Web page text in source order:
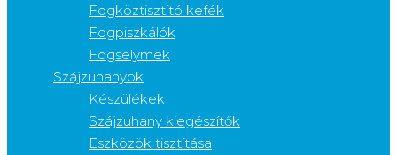
Fogköztisztító kefék
Fogpiszkálók
Fogselymek
Szájzuhanyok
Készülékek
Szájzuhany kiegészítők
Eszközök tisztítása